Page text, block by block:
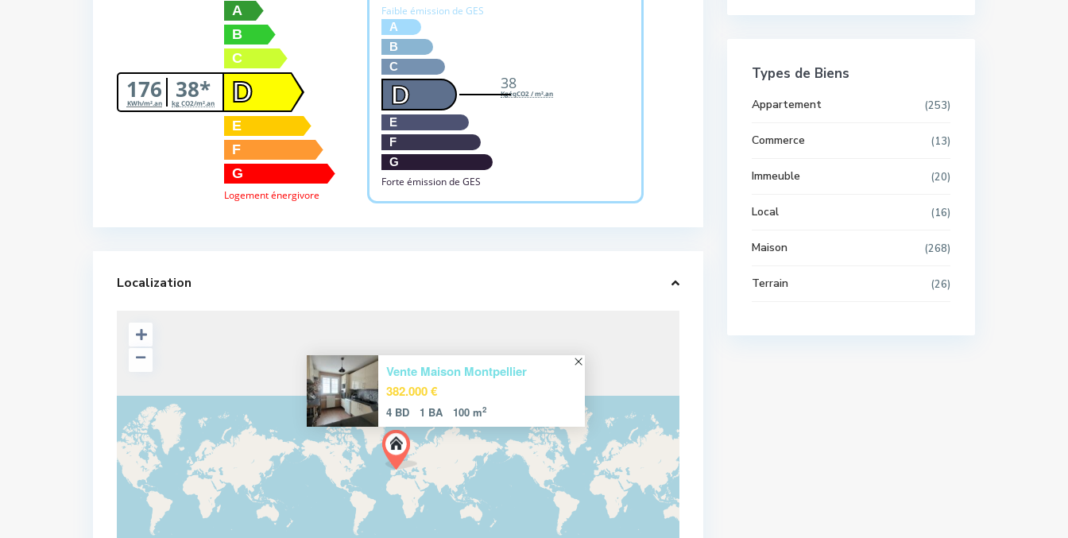
176
KWh/m².an 38*
kg CO2/m².an
A
B
C
D
E
F
G
Logement énergivore
Faible émission de GES
A
B
C
D
E
F
G
Forte émission de GES
38
KgéqCO2 / m².an
Localization
Vente Maison Montpellier
382.000 €
4 BD 1 BA 100 m2
Types de Biens
Appartement (253)
Commerce (13)
Immeuble (20)
Local (16)
Maison (268)
Terrain (26)